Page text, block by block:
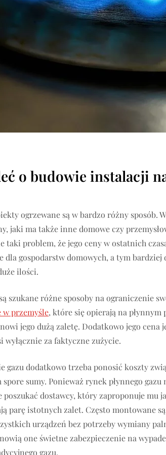
o budowie instalacji
ogrzewane są w bardzo różny sposób.
jaki ma także inne domowe czy
taki problem, że jego ceny w ostatnich
dla gospodarstw domowych, a tym bardziej
ilości.
szukane różne sposoby na ograniczenie
w przemyśle, które się opierają na płynnym
jego dużą zaletę. Dodatkowo jego cena
wyłącznie za faktyczne zużycie.
gazu dodatkowo trzeba ponosić koszty
sumy. Ponieważ rynek płynnego gazu
dostawcy, który zaproponuje mu
parę istotnych zalet. Często montowane
urządzeń bez potrzeby wymiany
one świetne zabezpieczenie na
gazu.